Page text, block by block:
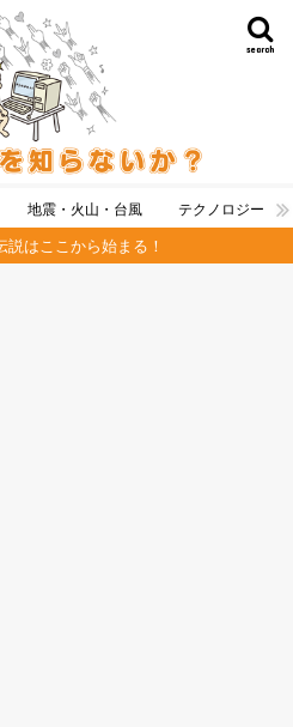
search
地震・火山・台風 テクノロジー
説はここから始まる！